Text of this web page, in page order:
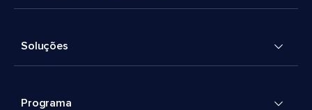
Soluções
Programa